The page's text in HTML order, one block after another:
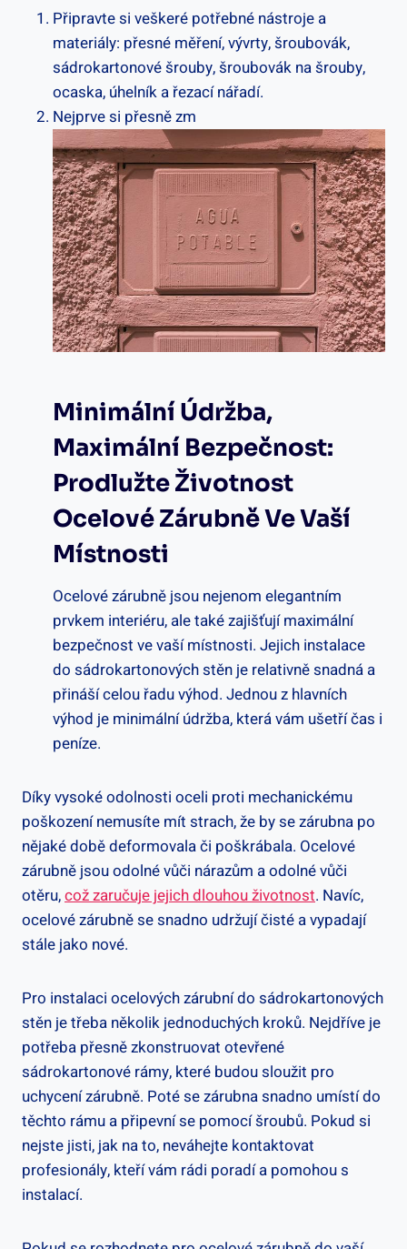
Připravte si veškeré potřebné nástroje a
materiály: přesné měření, vývrty, šroubovák,
sádrokartonové šrouby, šroubovák na šrouby,
ocaska, úhelník a řezací nářadí.
Nejprve si přesně zm
Minimální Údržba,
Maximální Bezpečnost:
Prodlužte Životnost
Ocelové Zárubně Ve Vaší
Místnosti
Ocelové zárubně jsou nejenom elegantním
prvkem interiéru, ale také zajišťují maximální
bezpečnost ve vaší místnosti. Jejich instalace
do sádrokartonových stěn je relativně snadná a
přináší celou řadu výhod. Jednou z hlavních
výhod je minimální údržba, která vám ušetří čas i
peníze.
Díky vysoké odolnosti oceli proti mechanickému
poškození nemusíte mít strach, že by se zárubna po
nějaké době deformovala či poškrábala. Ocelové
zárubně jsou odolné vůči nárazům a odolné vůči
otěru,což zaručuje jejich dlouhou životnost. Navíc,
ocelové zárubně se snadno udržují čisté a vypadají
stále jako nové.
Pro instalaci ocelových zárubní do sádrokartonových
stěn je třeba několik jednoduchých kroků. Nejdříve je
potřeba přesně zkonstruovat otevřené
sádrokartonové rámy, které budou sloužit pro
uchycení zárubně. Poté se zárubna snadno umístí do
těchto rámu a připevní se pomocí šroubů. Pokud si
nejste jisti, jak na to, neváhejte kontaktovat
profesionály, kteří vám rádi poradí a pomohou s
instalací.